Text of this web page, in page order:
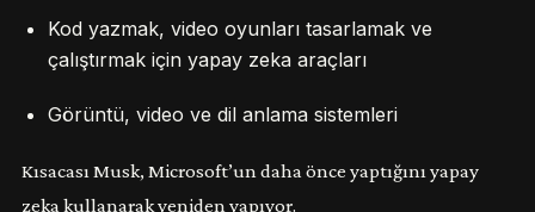
Kod yazmak, video oyunları tasarlamak ve
çalıştırmak için yapay zeka araçları
Görüntü, video ve dil anlama sistemleri
Kısacası Musk, Microsoft’un daha önce yaptığını yapay
zeka kullanarak yeniden yapıyor.